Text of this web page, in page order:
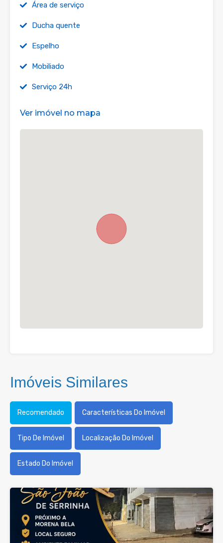
Área de serviço
Ducha quente
Espelho
Mobiliado
Serviço 24h
Ver imóvel no mapa
Imóveis Similares
Recomendado Características Do Imóvel
Tipo De Imóvel Localização Do Imóvel
Estado Do Imóvel